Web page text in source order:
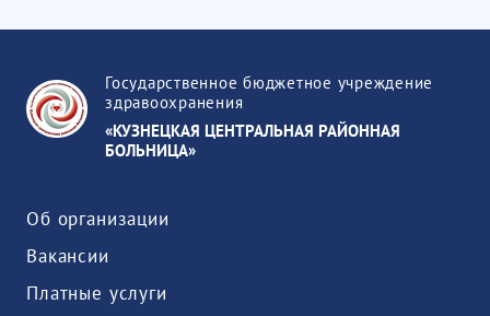
Государственное бюджетное учреждение
здравоохранения
«КУЗНЕЦКАЯ ЦЕНТРАЛЬНАЯ РАЙОННАЯ
БОЛЬНИЦА»
Об организации
Вакансии
Платные услуги